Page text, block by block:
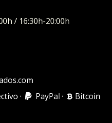
/ 16:30h-20:00h
· PayPal ·
Bitcoin